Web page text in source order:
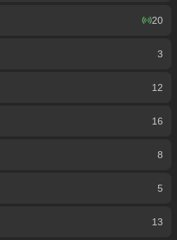
20
3
12
16
8
5
13